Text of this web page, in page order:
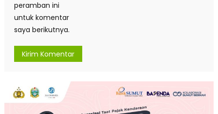
peramban ini
untuk komentar
saya berikutnya.